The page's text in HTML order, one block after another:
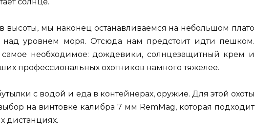
высоты, мы наконец останавливаемся на небольшом плато
над уровнем моря. Отсюда нам предстоит идти пешком.
необходимое: дождевики, солнцезащитный крем и
профессиональных охотников намного тяжелее.
с водой и еда в контейнерах, оружие. Для этой охоты
на винтовке калибра 7 мм RemMag, которая подходит
дистанциях.